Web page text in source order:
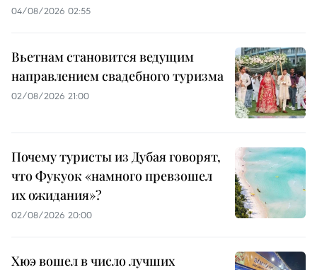
04/08/2026 02:55
Вьетнам становится ведущим
направлением свадебного туризма
02/08/2026 21:00
Почему туристы из Дубая говорят,
что Фукуок «намного превзошел
их ожидания»?
02/08/2026 20:00
Хюэ вошел в число лучших